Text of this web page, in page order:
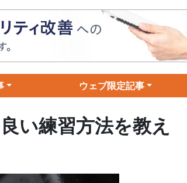
ウェブ限定記事
い練習方法を教え